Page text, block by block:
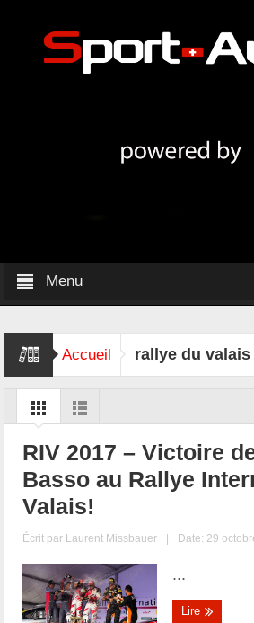
Menu
Accueil rallye du valais
RIV 2017 – Victoire
Basso au Rallye
Valais!
Écrit par Laurent Missbauer | Date: 29
...
Lire